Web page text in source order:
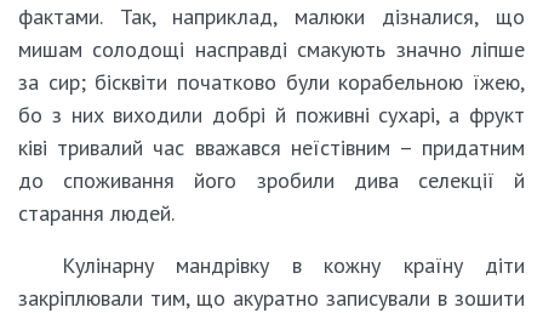
фактами. Так, наприклад, малюки дізналися, що
мишам солодощі насправді смакують значно ліпше
за сир; бісквіти початково були корабельною їжею,
бо з них виходили добрі й поживні сухарі, а фрукт
ківі тривалий час вважався неїстівним – придатним
до споживання його зробили дива селекції й
старання людей.
Кулінарну мандрівку в кожну країну діти
закріплювали тим, що акуратно записували в зошити